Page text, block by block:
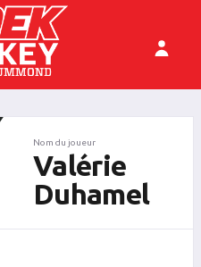
Nom du joueur
Valérie
Duhamel